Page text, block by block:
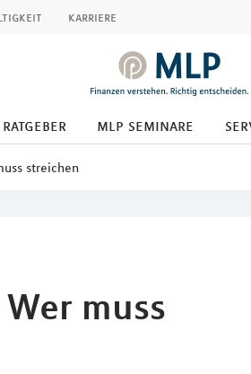
karriere
ratgeber mlp seminare
streichen
muss